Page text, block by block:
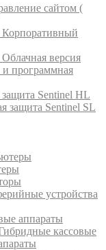
сайтом (
Корпоративный
версия
и программная
Sentinel HL
защита Sentinel SL
устройства
аппараты
кассовые